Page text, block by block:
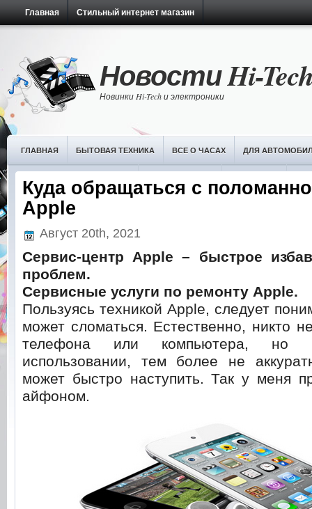
Главная Стильный интернет магазин
Новости Hi-
Новинки Hi-Tech и электроники
ГЛАВНАЯ БЫТОВАЯ ТЕХНИКА ВСЕ О ЧАСАХ ДЛЯ
НОВОСТИ ИТ-ТЕХНОЛОГИЙ
Куда обращаться с
Apple
Август 20th, 2021
Сервис-центр Apple – быстрое
проблем.
Сервисные услуги по ремонту Apple.
Пользуясь техникой Apple, следует
может сломаться. Естественно, никто
телефона или компьютера, но
использовании, тем более не
может быстро наступить. Так у меня
айфоном.